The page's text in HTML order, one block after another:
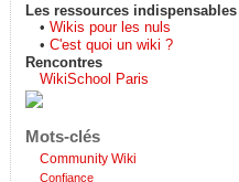
Les ressources indispensables
•Wikis pour les nuls
•C'est quoi un wiki ?
Rencontres
WikiSchool Paris
Mots-clés
Community Wiki
Confiance